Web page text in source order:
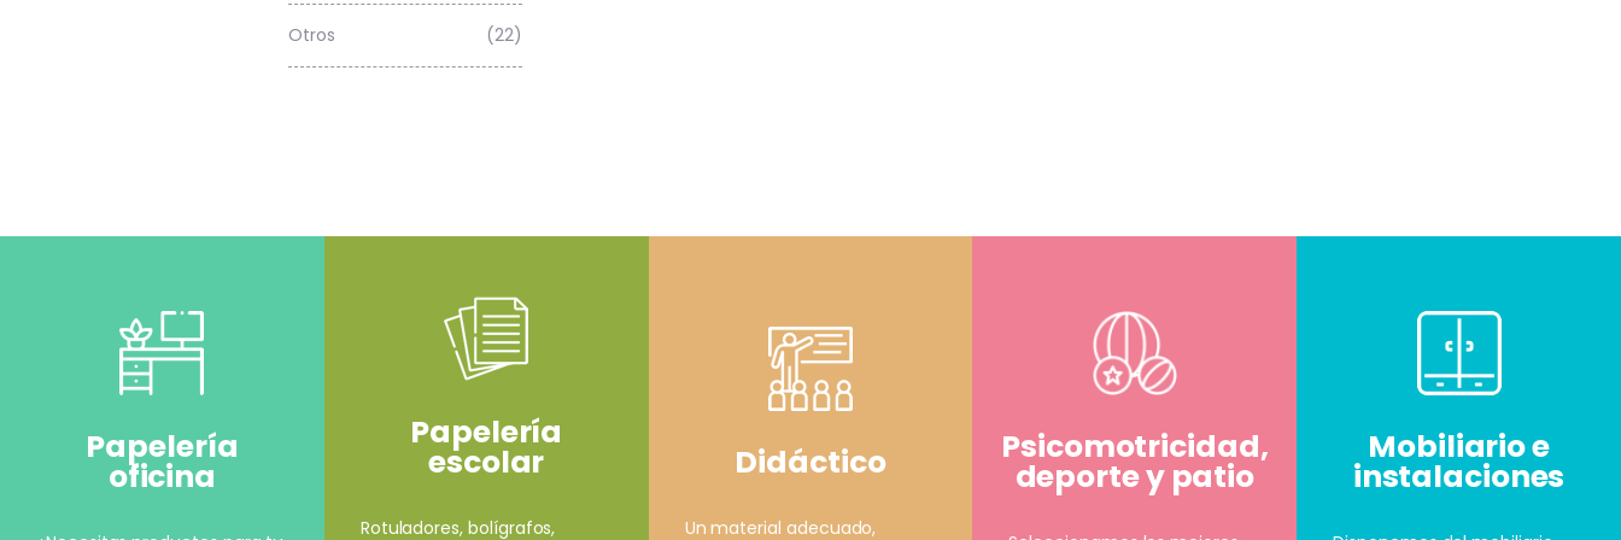
Otros (22)
Papelería
oficina
Papelería
escolar
Rotuladores, bolígrafos,
Didáctico
Un material adecuado,
Psicomotricidad,
deporte y patio
Mobiliario e
instalaciones